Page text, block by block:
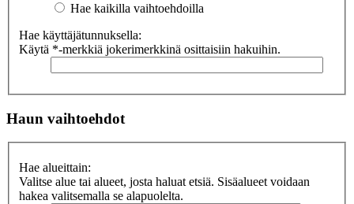
Hae kaikilla vaihtoehdoilla
Hae käyttäjätunnuksella:
Käytä *-merkkiä jokerimerkkinä osittaisiin hakuihin.
Haun vaihtoehdot
Hae alueittain:
Valitse alue tai alueet, josta haluat etsiä. Sisäalueet voidaan
hakea valitsemalla se alapuolelta.